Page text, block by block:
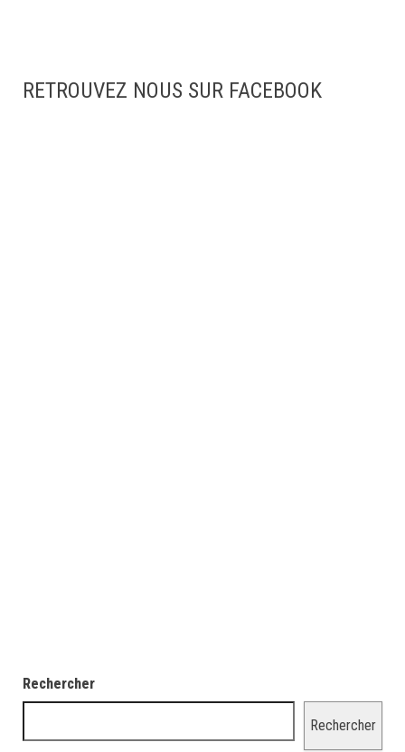
RETROUVEZ NOUS SUR FACEBOOK
Rechercher
Rechercher